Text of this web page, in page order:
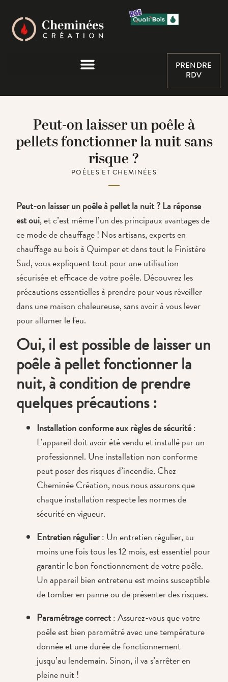
PRENDRE
RDV
Peut-on laisser un poêle à
pellets fonctionner la nuit sans
risque ?
POÊLES ET CHEMINÉES
Peut-on laisser un poêle à pellet la nuit ?La réponse
est oui, et c’est même l’un des principaux avantages de
ce mode de chauffage ! Nos artisans, experts en
chauffage au bois à Quimper et dans tout le Finistère
Sud, vous expliquent tout pour une utilisation
sécurisée et efficace de votre poêle. Découvrez les
précautions essentielles à prendre pour vous réveiller
dans une maison chaleureuse, sans avoir à vous lever
pour allumer le feu.
Oui, il est possible de laisser un
poêle à pellet fonctionner la
nuit, à condition de prendre
quelques précautions :
Installation conforme aux règles de sécurité:
L’appareil doit avoir été vendu et installé par un
professionnel. Une installation non conforme
peut poser des risques d’incendie. Chez
Cheminée Création, nous nous assurons que
chaque installation respecte les normes de
sécurité en vigueur.
Entretien régulier: Un entretien régulier, au
moins une fois tous les 12 mois, est essentiel pour
garantir le bon fonctionnement de votre poêle.
Un appareil bien entretenu est moins susceptible
de tomber en panne ou de présenter des risques.
Paramétrage correct: Assurez-vous que votre
poêle est bien paramétré avec une température
donnée et une durée de fonctionnement
jusqu’au lendemain. Sinon, il va s’arrêter en
pleine nuit !